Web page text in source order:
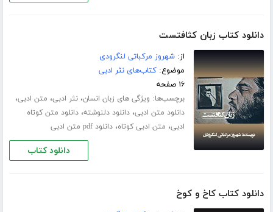
دانلود کتاب زبان کثافتست
از:شهروز مرکباتی لنگرودی
موضوع:کتاب‌های نثر ادبی
۱۶ صفحه
برچسب‌ها: ویژگی های زبان انسان،نثر ادبی، متن ادبی،
دانلود متن ادبی،دانلود دلنوشته،دانلود متن کوتاه
ادبی، متن ادبی کوتاه،دانلود pdf متن ادبی
دانلود کتاب
دانلود کتاب کاخ و کوخ